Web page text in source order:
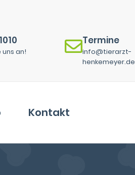
uns an!
Termine
info@tierarzt-
henkemeyer.de
Kontakt